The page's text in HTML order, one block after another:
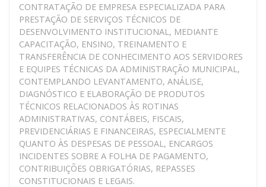
CONTRATAÇÃO DE EMPRESA ESPECIALIZADA PARA
PRESTAÇÃO DE SERVIÇOS TÉCNICOS DE
DESENVOLVIMENTO INSTITUCIONAL, MEDIANTE
CAPACITAÇÃO, ENSINO, TREINAMENTO E
TRANSFERÊNCIA DE CONHECIMENTO AOS SERVIDORES
E EQUIPES TÉCNICAS DA ADMINISTRAÇÃO MUNICIPAL,
CONTEMPLANDO LEVANTAMENTO, ANÁLISE,
DIAGNÓSTICO E ELABORAÇÃO DE PRODUTOS
TÉCNICOS RELACIONADOS ÀS ROTINAS
ADMINISTRATIVAS, CONTÁBEIS, FISCAIS,
PREVIDENCIÁRIAS E FINANCEIRAS, ESPECIALMENTE
QUANTO ÀS DESPESAS DE PESSOAL, ENCARGOS
INCIDENTES SOBRE A FOLHA DE PAGAMENTO,
CONTRIBUIÇÕES OBRIGATÓRIAS, REPASSES
CONSTITUCIONAIS E LEGAIS.